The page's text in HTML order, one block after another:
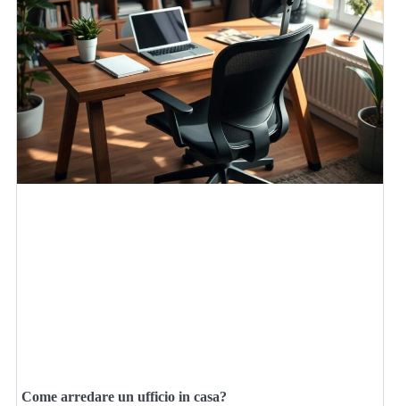
Come arredare un ufficio in casa?